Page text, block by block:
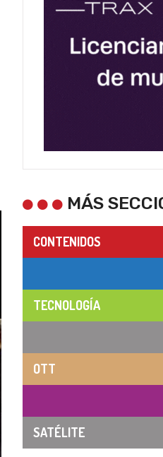
MÁS
CONTENIDOS
TECNOLOGÍA
OTT
SATÉLITE